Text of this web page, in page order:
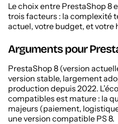
Le choix entre PrestaShop 8
trois facteurs : la complexité
actuel, votre budget, et votre
Arguments pour
PrestaShop 8 (version
version stable, largement
production depuis 2022.
compatibles est mature : la
majeurs (paiement,
une version compatible PS 8.